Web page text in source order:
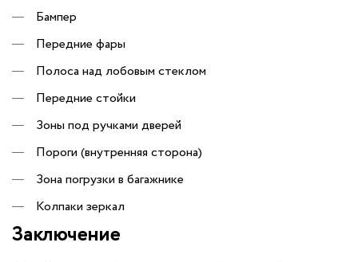
Бампер
Передние фары
Полоса над лобовым стеклом
Передние стойки
Зоны под ручками дверей
Пороги (внутренняя сторона)
Зона погрузки в багажнике
Колпаки зеркал
Заключение